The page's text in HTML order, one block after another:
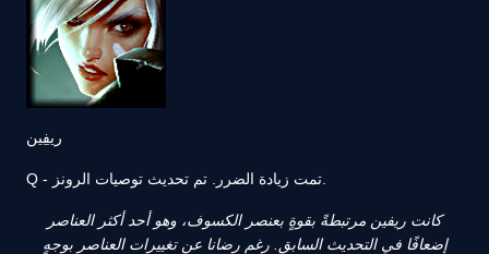
ريفين
كانت ريفين مرتبطةً بقوةٍ بعنصر الكسوف، وهو أحد أكثر العناصر
إضعافًا في التحديث السابق. رغم رضانا عن تغييرات العناصر بوجهٍ